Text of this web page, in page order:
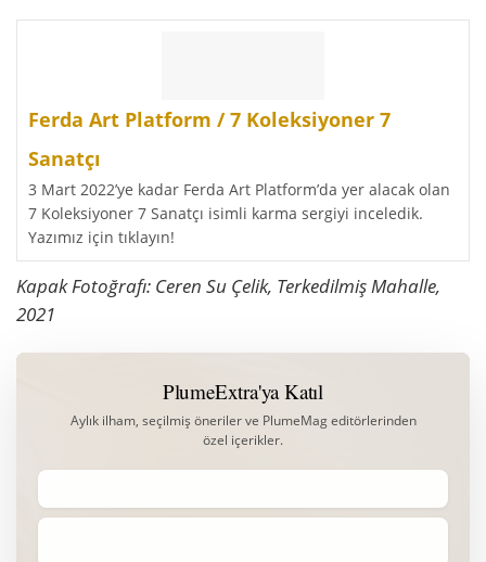
Ferda Art Platform / 7 Koleksiyoner 7
Sanatçı
3 Mart 2022’ye kadar Ferda Art Platform’da yer alacak olan
7 Koleksiyoner 7 Sanatçı isimli karma sergiyi inceledik.
Yazımız için tıklayın!
Kapak Fotoğrafı: Ceren Su Çelik, Terkedilmiş Mahalle,
2021
PlumeExtra'ya Katıl
Aylık ilham, seçilmiş öneriler ve PlumeMag editörlerinden
özel içerikler.